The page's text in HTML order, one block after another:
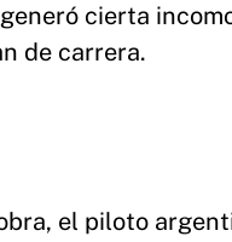
cierta
de carrera.
el piloto